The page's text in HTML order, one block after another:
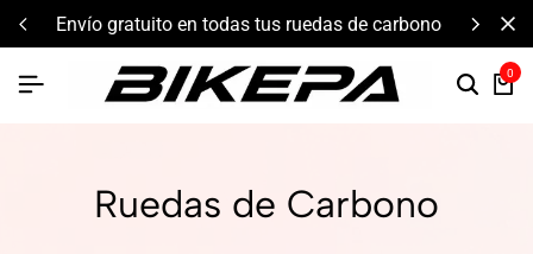
envío gratuito en todas tus ruedas de carbono
0
Ruedas de Carbono